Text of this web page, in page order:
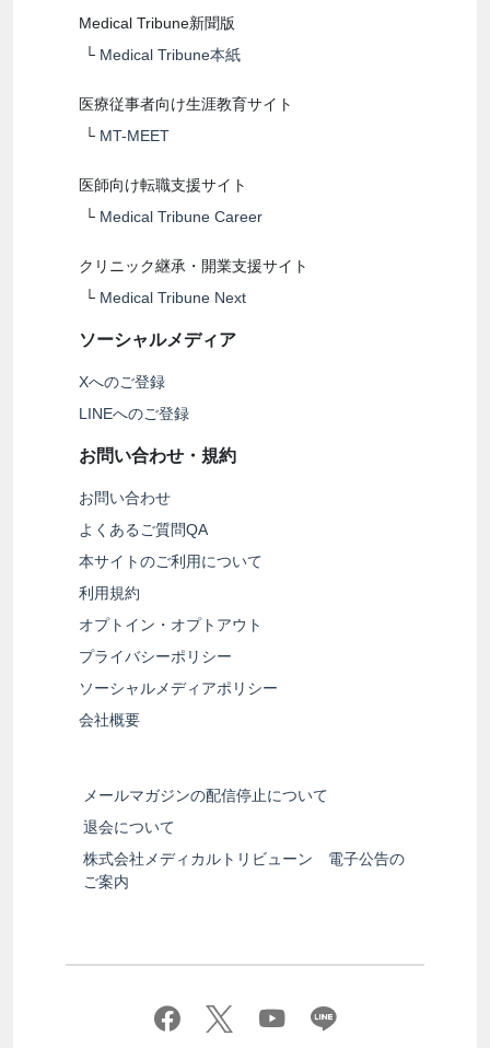
Medical Tribune新聞版
└ Medical Tribune本紙
医療従事者向け生涯教育サイト
└ MT-MEET
医師向け転職支援サイト
└ Medical Tribune Career
クリニック継承・開業支援サイト
└ Medical Tribune Next
ソーシャルメディア
Xへのご登録
LINEへのご登録
お問い合わせ・規約
お問い合わせ
よくあるご質問QA
本サイトのご利用について
利用規約
オプトイン・オプトアウト
プライバシーポリシー
ソーシャルメディアポリシー
会社概要
メールマガジンの配信停止について
退会について
株式会社メディカルトリビューン 電子公告の
ご案内